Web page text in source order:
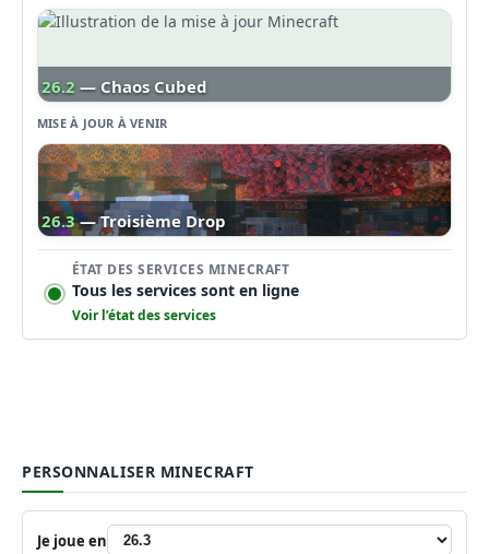
26.2 — Chaos Cubed
MISE À JOUR À VENIR
26.3 — Troisième Drop
ÉTAT DES SERVICES MINECRAFT
Tous les services sont en ligne
Voir l’état des services
PERSONNALISER MINECRAFT
Je joue en